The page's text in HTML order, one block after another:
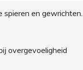
en gewrichten.
overgevoeligheid